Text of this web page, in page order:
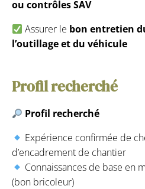
ou contrôles SAV
Assurer le bon entretien
l’outillage et du véhicule
Profil recherché
Profil recherché
Expérience confirmée de
d’encadrement de chantier
Connaissances de base en
(bon bricoleur)